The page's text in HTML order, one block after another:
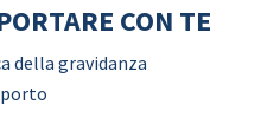
CON TE
della gravidanza